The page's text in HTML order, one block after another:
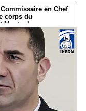
en Chef
corps du